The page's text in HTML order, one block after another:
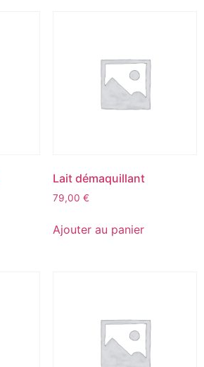
Lait démaquillant
79,00 €
Ajouter au panier